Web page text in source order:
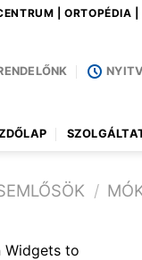
| ORTOPÉDIA |
/
Widgets to